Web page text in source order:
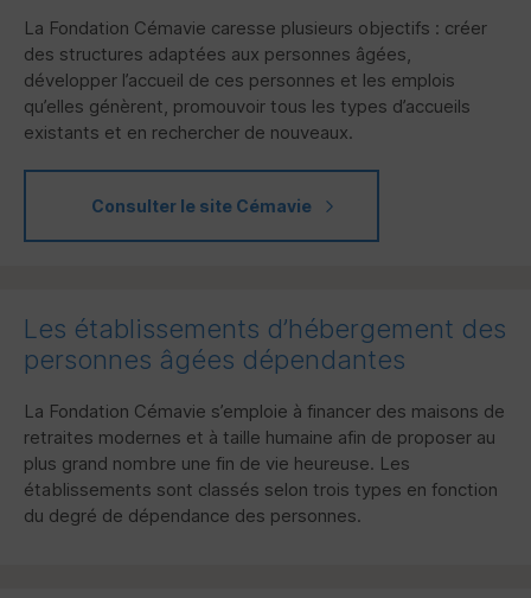
La Fondation Cémavie caresse plusieurs objectifs : créer
des structures adaptées aux personnes âgées,
développer l’accueil de ces personnes et les emplois
qu’elles génèrent, promouvoir tous les types d’accueils
existants et en rechercher de nouveaux.
Consulter le site Cémavie
Les établissements d’hébergement des
personnes âgées dépendantes
La Fondation Cémavie s’emploie à financer des maisons de
retraites modernes et à taille humaine afin de proposer au
plus grand nombre une fin de vie heureuse. Les
établissements sont classés selon trois types en fonction
du degré de dépendance des personnes.